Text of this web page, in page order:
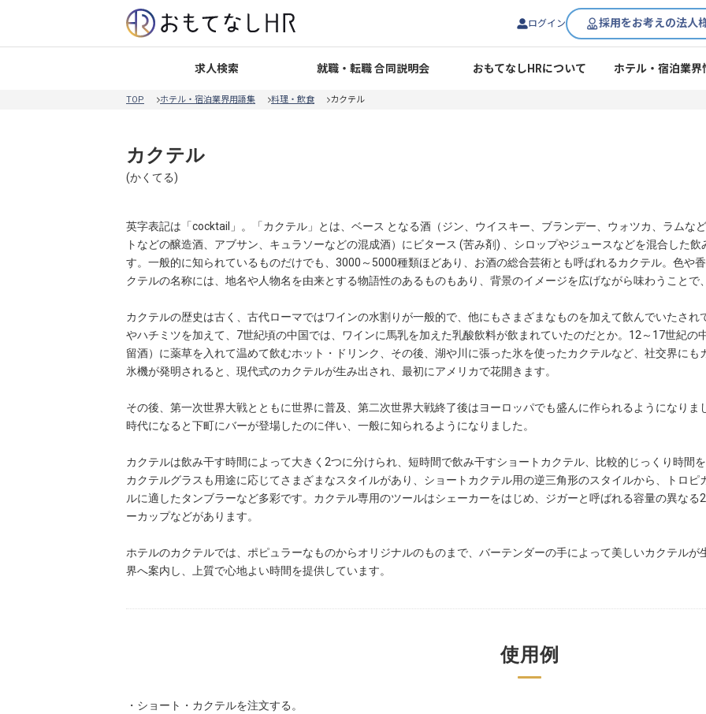
ログイン 採用をお考えの法人
求人検索 就職・転職 合同説明会 おもてなしHRについて ホテル・宿泊業界
TOP ホテル・宿泊業界用語集 料理・飲食 カクテル
カクテル
(かくてる)
英字表記は「cocktail」。「カクテル」とは、ベース となる酒（ジン、ウイスキー、ブランデー、ウォツカ、ラムな
トなどの醸造酒、アブサン、キュラソーなどの混成酒）にビタース (苦み剤) 、シロップやジュースなどを混合した
す。一般的に知られているものだけでも、3000～5000種類ほどあり、お酒の総合芸術とも呼ばれるカクテル。色や
クテルの名称には、地名や人物名を由来とする物語性のあるものもあり、背景のイメージを広げながら味わうこと
カクテルの歴史は古く、古代ローマではワインの水割りが一般的で、他にもさまざまなものを加えて飲んでいたさ
やハチミツを加えて、7世紀頃の中国では、ワインに馬乳を加えた乳酸飲料が飲まれていたのだとか。12～17世紀の
留酒）に薬草を入れて温めて飲むホット・ドリンク、その後、湖や川に張った氷を使ったカクテルなど、社交界に
氷機が発明されると、現代式のカクテルが生み出され、最初にアメリカで花開きます。
その後、第一次世界大戦とともに世界に普及、第二次世界大戦終了後はヨーロッパでも盛んに作られるようになり
時代になると下町にバーが登場したのに伴い、一般に知られるようになりました。
カクテルは飲み干す時間によって大きく2つに分けられ、短時間で飲み干すショートカクテル、比較的じっくり時間
カクテルグラスも用途に応じてさまざまなスタイルがあり、ショートカクテル用の逆三角形のスタイルから、トロ
ルに適したタンブラーなど多彩です。カクテル専用のツールはシェーカーをはじめ、ジガーと呼ばれる容量の異な
ーカップなどがあります。
ホテルのカクテルでは、ポピュラーなものからオリジナルのものまで、バーテンダーの手によって美しいカクテル
界へ案内し、上質で心地よい時間を提供しています。
使用例
・ショート・カクテルを注文する。